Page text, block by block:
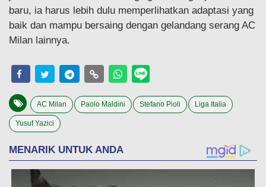
baru, ia harus lebih dulu memperlihatkan adaptasi yang
baik dan mampu bersaing dengan gelandang serang AC
Milan lainnya.
AC Milan Paolo Maldini Stefano Pioli Liga Italia
Yusuf Yazici